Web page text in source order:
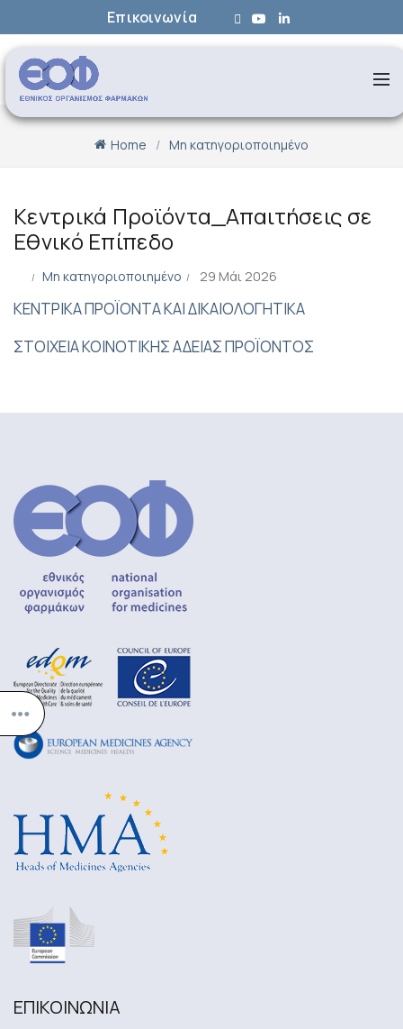
Επικοινωνία
Home Μη κατηγοριοποιημένο
Κεντρικά Προϊόντα_Απαιτήσεις σε
Εθνικό Επίπεδο
Μη κατηγοριοποιημένο 29 Μάι 2026
ΚΕΝΤΡΙΚΑ ΠΡΟΪΟΝΤΑ ΚΑΙ ΔΙΚΑΙΟΛΟΓΗΤΙΚΑ
ΣΤΟΙΧΕΙΑ ΚΟΙΝΟΤΙΚΗΣ ΑΔΕΙΑΣ ΠΡΟΪΟΝΤΟΣ
ΕΠΙΚΟΙΝΩΝΙA